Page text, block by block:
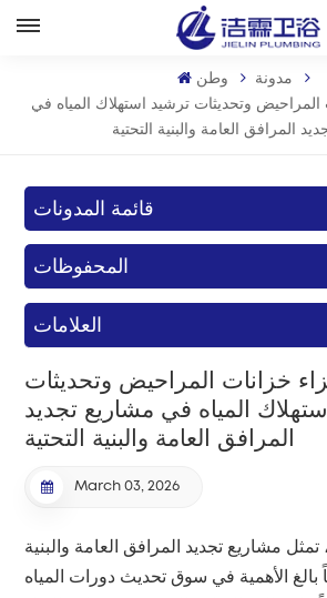
English
Español
Português
هَوُسَ
وطن
مدونة
المراحيض وتحديثات ترشيد استهلاك المياه في
المرافق العامة والبنية التحتية
قائمة المدونات
المحفوظات
العلامات
خزانات المراحيض وتحديثات
المياه في مشاريع تجديد
المرافق العامة والبنية التحتية
March 03, 2026
تمثل مشاريع تجديد المرافق العامة والبنية
بالغ الأهمية في سوق تحديث دورات المياه